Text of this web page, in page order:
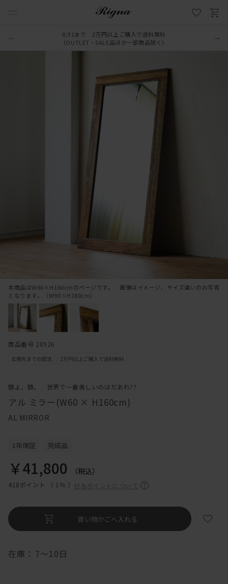
8/31まで 2万円以上ご購入で送料無料
（OUTLET・SALE品ほか一部商品除く）
鏡よ、鏡。 世界で一番美しいのはだあれ??
アル ミラー(W60 × H160cm)
AL MIRROR
本商品はW60×H160cmのページです。 画像はイメージ、サイズ違いのお写真
となります。（W90×H180cm）
￥41,800 （税込）
418ポイント （ 1％ ） 付与ポイントについて
在庫： 7～10日
1年保証 完成品
商品番号 28926